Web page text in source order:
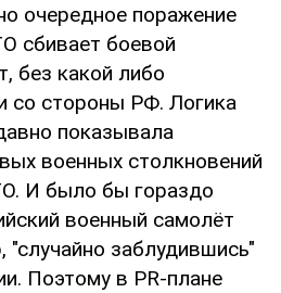
очередное поражение
сбивает боевой
без какой либо
со стороны РФ. Логика
показывала
военных столкновений
И было бы гораздо
военный самолёт
"случайно заблудившись"
Поэтому в PR-плане